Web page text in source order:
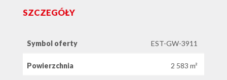
SZCZEGÓŁY
Symbol oferty EST-GW-3911
Powierzchnia 2 583 m²